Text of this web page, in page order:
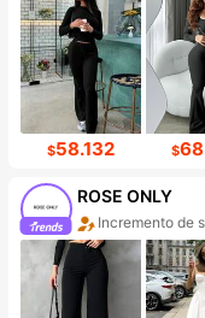
$58.132 $
ROSE ONLY
Incremento de